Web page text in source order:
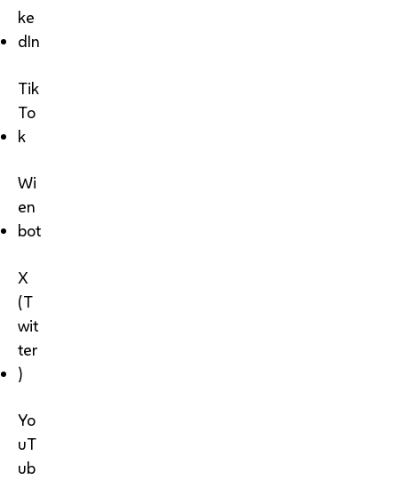
ke
dIn
Tik
To
k
Wi
en
bot
X
(T
wit
ter
)
Yo
uT
ub